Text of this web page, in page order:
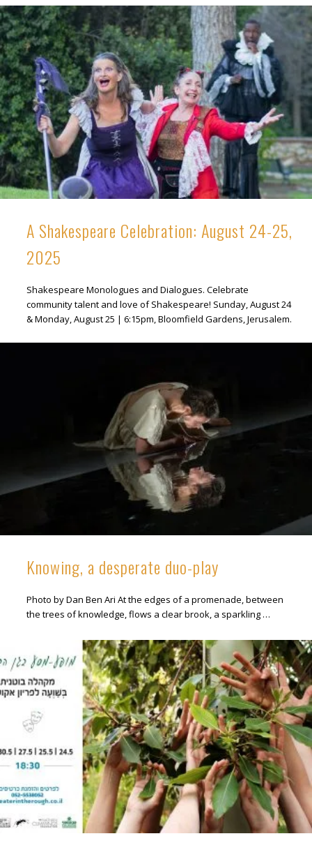
A Shakespeare Celebration: August 24-25,
2025
Shakespeare Monologues and Dialogues. Celebrate
community talent and love of Shakespeare! Sunday, August 24
& Monday, August 25 | 6:15pm, Bloomfield Gardens, Jerusalem.
Knowing, a desperate duo-play
Photo by Dan Ben Ari At the edges of a promenade, between
the trees of knowledge, flows a clear brook, a sparkling …